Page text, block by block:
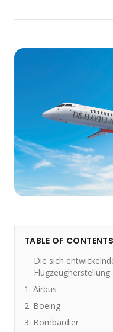
TABLE OF CONTENTS
Die sich
Flugzeugherstellung
1. Airbus
2. Boeing
3. Bombardier